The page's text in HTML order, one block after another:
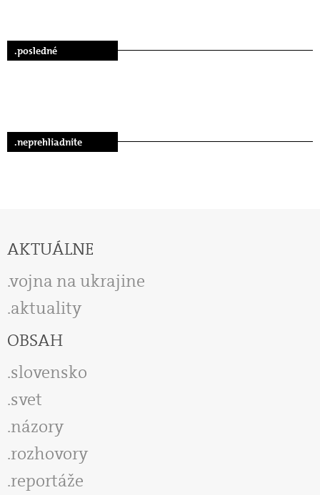
.posledné
.neprehliadnite
AKTUÁLNE
vojna na ukrajine
aktuality
OBSAH
slovensko
svet
názory
rozhovory
reportáže